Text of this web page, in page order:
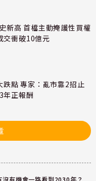
新高 首檔主動掩護性買權
交衝破10億元
跌點 專家：亂市靠2招止
年正報酬